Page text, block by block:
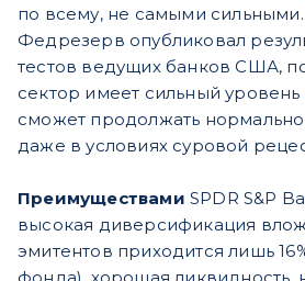
по всему, не самыми
Федрезерв опубликовал
тестов ведущих банков США,
сектор имеет сильный уровень
сможет продолжать
даже в условиях суровой
Преимуществами SPDR S&P
высокая диверсификация
эмитентов приходится лишь
фонда), хорошая ликвидность,